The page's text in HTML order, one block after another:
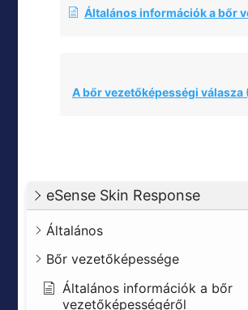
eSense Skin Response
Általános
Bőr vezetőképessége
Általános információk a bőr
vezetőképességéről
Általános információk a bőr
A bőr vezetőképességi válasza